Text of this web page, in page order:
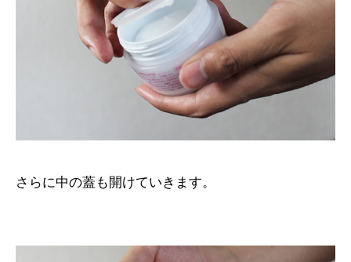
さらに中の蓋も開けていきます。